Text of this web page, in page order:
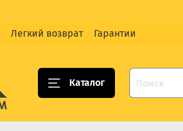
Легкий возврат Гарантии
Каталог